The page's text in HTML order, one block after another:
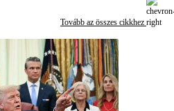
Tovább az összes cikkhez